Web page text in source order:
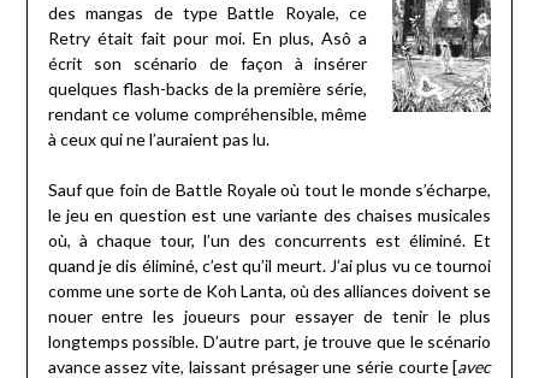
des mangas de type Battle Royale, ce
Retry était fait pour moi. En plus, Asô a
écrit son scénario de façon à insérer
quelques flash-backs de la première série,
rendant ce volume compréhensible, même
à ceux qui ne l’auraient pas lu.
Sauf que foin de Battle Royale où tout le monde s’écharpe,
le jeu en question est une variante des chaises musicales
où, à chaque tour, l’un des concurrents est éliminé. Et
quand je dis éliminé, c’est qu’il meurt. J’ai plus vu ce tournoi
comme une sorte de Koh Lanta, où des alliances doivent se
nouer entre les joueurs pour essayer de tenir le plus
longtemps possible. D’autre part, je trouve que le scénario
avance assez vite, laissant présager une série courte [avec